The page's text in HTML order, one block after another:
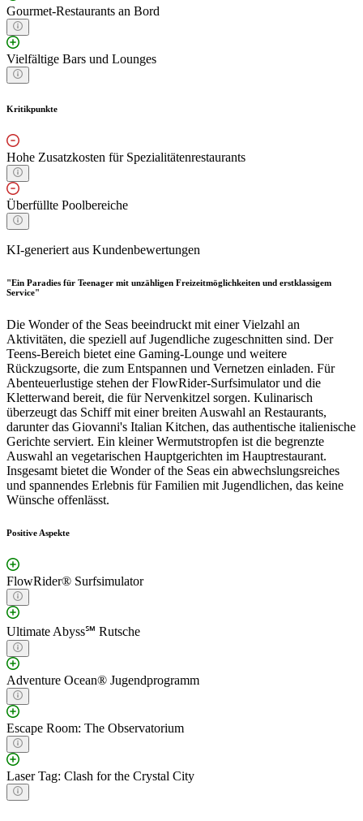
Gourmet-Restaurants an Bord
Vielfältige Bars und Lounges
Kritikpunkte
Hohe Zusatzkosten für Spezialitätenrestaurants
Überfüllte Poolbereiche
KI-generiert aus Kundenbewertungen
"Ein Paradies für Teenager mit unzähligen Freizeitmöglichkeiten und erstklassigem
Service"
Die Wonder of the Seas beeindruckt mit einer Vielzahl an
Aktivitäten, die speziell auf Jugendliche zugeschnitten sind. Der
Teens-Bereich bietet eine Gaming-Lounge und weitere
Rückzugsorte, die zum Entspannen und Vernetzen einladen. Für
Abenteuerlustige stehen der FlowRider-Surfsimulator und die
Kletterwand bereit, die für Nervenkitzel sorgen. Kulinarisch
überzeugt das Schiff mit einer breiten Auswahl an Restaurants,
darunter das Giovanni's Italian Kitchen, das authentische italienische
Gerichte serviert. Ein kleiner Wermutstropfen ist die begrenzte
Auswahl an vegetarischen Hauptgerichten im Hauptrestaurant.
Insgesamt bietet die Wonder of the Seas ein abwechslungsreiches
und spannendes Erlebnis für Familien mit Jugendlichen, das keine
Wünsche offenlässt.
Positive Aspekte
FlowRider® Surfsimulator
Ultimate Abyss℠ Rutsche
Adventure Ocean® Jugendprogramm
Escape Room: The Observatorium
Laser Tag: Clash for the Crystal City